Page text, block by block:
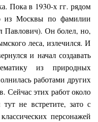
Пока в 1930-х гг. рядом
из Москвы по фамилии
Павлович). Он болел, но,
леса, излечился. И
и начал создавать
из природных
работами других
Сейчас этих работ около
не встретите, зато с
персонажей